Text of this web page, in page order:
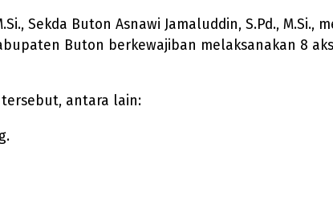
Sekda Buton Asnawi Jamaluddin, S.Pd.,
Buton berkewajiban melaksanakan 8
antara lain: